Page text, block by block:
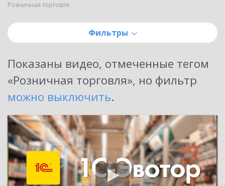
Розничная торговля
Фильтры
Показаны видео, отмеченные тегом
«Розничная торговля», но фильтр
можно выключить.